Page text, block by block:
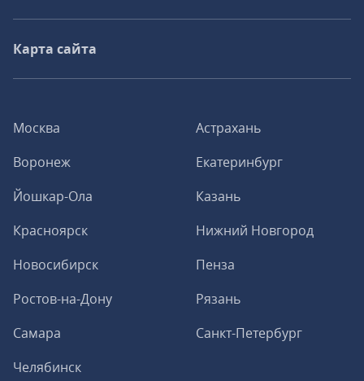
Москва
Астрахань
Воронеж
Екатеринбург
Йошкар-Ола
Казань
Красноярск
Нижний Новгород
Новосибирск
Пенза
Ростов-на-Дону
Рязань
Самара
Санкт-Петербург
Челябинск
Карта сайта